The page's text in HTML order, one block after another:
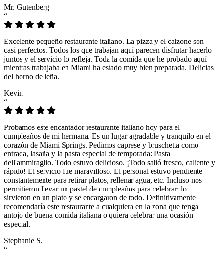
Mr. Gutenberg
“
Excelente pequeño restaurante italiano. La pizza y el calzone son
casi perfectos. Todos los que trabajan aquí parecen disfrutar hacerlo
juntos y el servicio lo refleja. Toda la comida que he probado aquí
mientras trabajaba en Miami ha estado muy bien preparada. Delicias
del horno de leña.
Kevin
“
Probamos este encantador restaurante italiano hoy para el
cumpleaños de mi hermana. Es un lugar agradable y tranquilo en el
corazón de Miami Springs. Pedimos caprese y bruschetta como
entrada, lasaña y la pasta especial de temporada: Pasta
dell'ammiraglio. Todo estuvo delicioso. ¡Todo salió fresco, caliente y
rápido! El servicio fue maravilloso. El personal estuvo pendiente
constantemente para retirar platos, rellenar agua, etc. Incluso nos
permitieron llevar un pastel de cumpleaños para celebrar; lo
sirvieron en un plato y se encargaron de todo. Definitivamente
recomendaría este restaurante a cualquiera en la zona que tenga
antojo de buena comida italiana o quiera celebrar una ocasión
especial.
Stephanie S.
“